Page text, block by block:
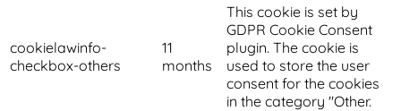
cookielawinfo-
checkbox-others
11
months
This cookie is set by
GDPR Cookie Consent
plugin. The cookie is
used to store the user
consent for the cookies
in the category "Other.